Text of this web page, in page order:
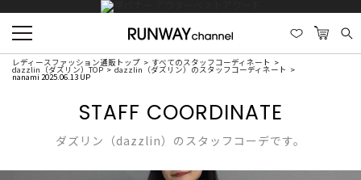
レディースファッション通販トップ すべてのスタッフコーディネート
dazzlin（ダズリン）TOP dazzlin（ダズリン）のスタッフコーディネート
nanami 2025.06.13 UP
STAFF COORDINATE
ダズリン（dazzlin）のスタッフコーデです。